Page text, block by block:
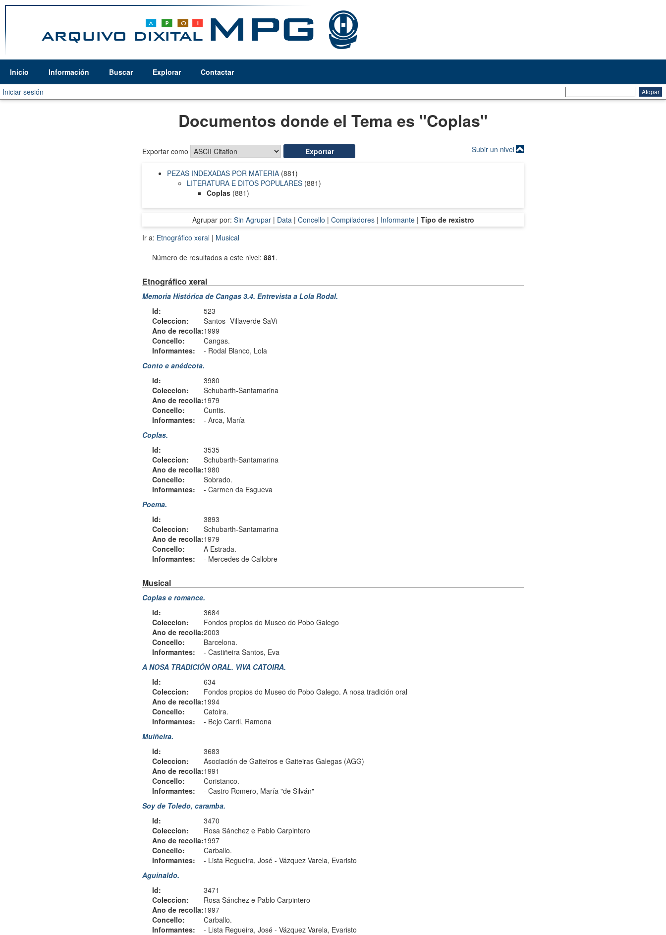
Inicio Información Buscar Explorar
Contactar
Iniciar sesión
Documentos donde el Tema es "Coplas"
Subir un nivel
Exportar como
PEZAS INDEXADAS POR MATERIA (881)
LITERATURA E DITOS POPULARES (881)
Coplas (881)
Agrupar por: Sin Agrupar| Data| Concello | Compiladores| Informante| Tipo de rexistro
Ir a: Etnográfico xeral | Musical
Número de resultados a este nivel: 881.
Etnográfico xeral
Memoria Histórica de Cangas 3.4. Entrevista a Lola Rodal.
Id:
523
Coleccion:
Santos- Villaverde SaVi
Ano de recolla:1999
Concello:
Cangas.
Informantes:
- Rodal Blanco, Lola
Conto e anédcota.
Id:
3980
Coleccion:
Schubarth-Santamarina
Ano de recolla:1979
Concello:
Cuntis.
Informantes:
- Arca, María
Coplas.
Id:
3535
Coleccion:
Schubarth-Santamarina
Ano de recolla:1980
Concello:
Sobrado.
Informantes:
- Carmen da Esgueva
Poema.
Id:
3893
Coleccion:
Schubarth-Santamarina
Ano de recolla:1979
Concello:
A Estrada.
Informantes:
- Mercedes de Callobre
Musical
Coplas e romance.
Id:
3684
Coleccion:
Fondos propios do Museo do Pobo Galego
Ano de recolla:2003
Concello:
Barcelona.
Informantes:
- Castiñeira Santos, Eva
A NOSA TRADICIÓN ORAL. VIVA CATOIRA.
Id:
634
Coleccion:
Fondos propios do Museo do Pobo Galego. A nosa tradición oral
Ano de recolla:1994
Concello:
Catoira.
Informantes:
- Bejo Carril, Ramona
Muiñeira.
Id:
3683
Coleccion:
Asociación de Gaiteiros e Gaiteiras Galegas (AGG)
Ano de recolla:1991
Concello:
Coristanco.
Informantes:
- Castro Romero, María "de Silván"
Soy de Toledo, caramba.
Id:
3470
Coleccion:
Rosa Sánchez e Pablo Carpintero
Ano de recolla:1997
Concello:
Carballo.
Informantes:
- Lista Regueira, José - Vázquez Varela, Evaristo
Aguinaldo.
Id:
3471
Coleccion:
Rosa Sánchez e Pablo Carpintero
Ano de recolla:1997
Concello:
Carballo.
Informantes:
- Lista Regueira, José - Vázquez Varela, Evaristo